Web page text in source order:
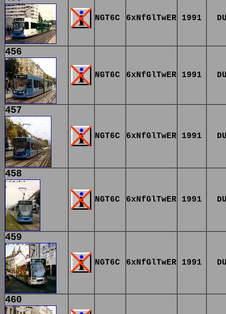
NGT6C 6xNfGlTwER 1991
456
NGT6C 6xNfGlTwER 1991
457
NGT6C 6xNfGlTwER 1991
458
NGT6C 6xNfGlTwER 1991
459
NGT6C 6xNfGlTwER 1991
460